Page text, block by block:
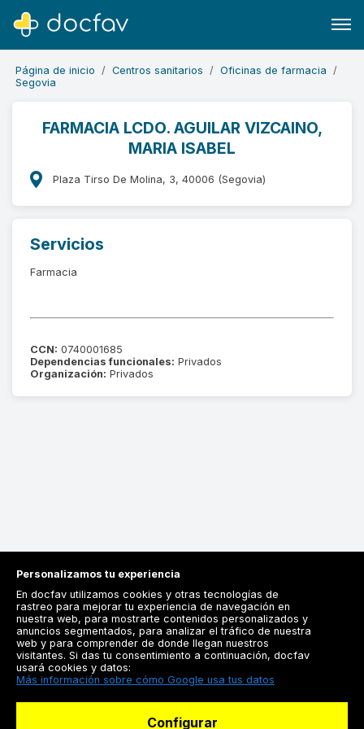
Buscar
Software para clínicas
Soporte
Página de inicio Centros sanitarios
Oficinas de farmacia
Segovia
FARMACIA LCDO. AGUILAR VIZCAINO,
MARIA ISABEL
Plaza Tirso De Molina, 3, 40006 (Segovia)
Servicios
Farmacia
CCN: 0740001685
Dependencias funcionales: Privados
Organización: Privados
Registrarse
Docfav
Personalizamos tu experiencia
En docfav utilizamos cookies y otras tecnologías de
rastreo para mejorar tu experiencia de navegación en
nuestra web, para mostrarte contenidos personalizados y
anuncios segmentados, para analizar el tráfico de nuestra
web y para comprender de donde llegan nuestros
visitantes. Si das tu consentimiento a continuación, docfav
usará cookies y datos:
Más información sobre cómo Google usa tus datos
Configurar